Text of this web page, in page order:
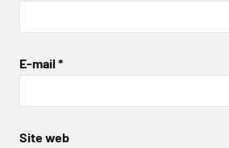
E-mail *
Site web